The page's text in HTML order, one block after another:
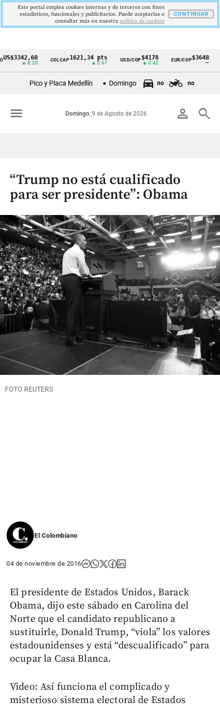
Cintillo
Colombia
COLCAP1621,34 pts USD/COP$4178
▲ 0.42
EUR/COP$3648
—
Pico y Placa Medellín Domingo no no
person search
Domingo, 9 de Agosto de 2026
menu
“Trump no está cualificado
para ser presidente”: Obama
FOTO REUTERS
El Colombiano
04 de noviembre de 2016
El presidente de Estados Unidos, Barack
Obama, dijo este sábado en Carolina del
Norte que el candidato republicano a
sustituirle, Donald Trump, “viola” los valores
estadounidenses y está “descualificado” para
ocupar la Casa Blanca.
Video: Así funciona el complicado y
misterioso sistema electoral de Estados
Este portal emplea cookies internas y de terceros con fines
estadísticos, funcionales y publicitarios. Puede aceptarlas o
consultar más en nuestra politica de cookies
CONTINUAR